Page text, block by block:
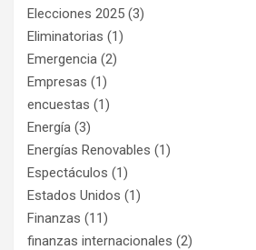
Elecciones 2025 (3)
Eliminatorias (1)
Emergencia (2)
Empresas (1)
encuestas (1)
Energía (3)
Energías Renovables (1)
Espectáculos (1)
Estados Unidos (1)
Finanzas (11)
finanzas internacionales (2)